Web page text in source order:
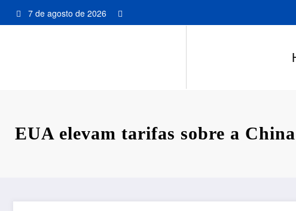
para
7 de agosto de 2026
EUA elevam tarifas sobre a